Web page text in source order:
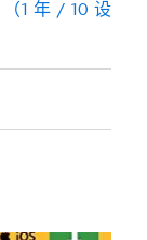
（1 年 / 10 设